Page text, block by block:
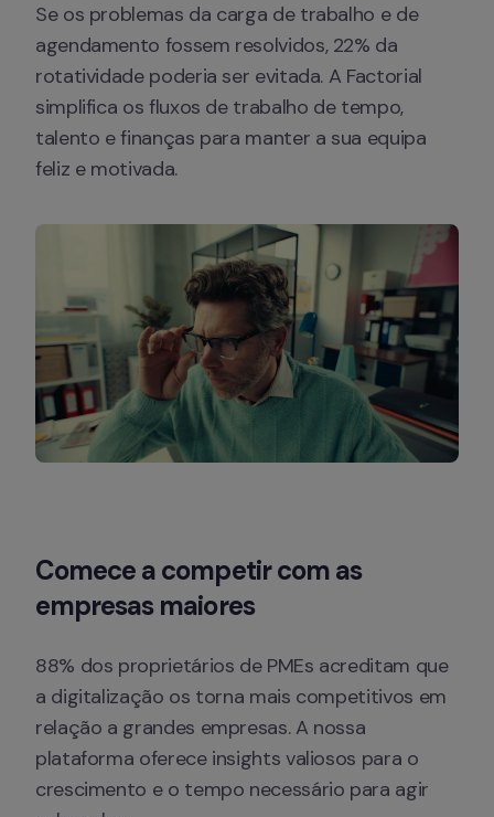
Se os problemas da carga de trabalho e de
agendamento fossem resolvidos, 22% da
rotatividade poderia ser evitada. A Factorial
simplifica os fluxos de trabalho de tempo,
talento e finanças para manter a sua equipa
feliz e motivada.
Comece a competir com as
empresas maiores
88% dos proprietários de PMEs acreditam que
a digitalização os torna mais competitivos em
relação a grandes empresas. A nossa
plataforma oferece insights valiosos para o
crescimento e o tempo necessário para agir